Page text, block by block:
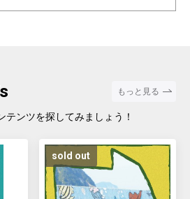
ステナブルな農業をサポートいただくと
農園とのつながりを五感で深く感じてい
もっと見る
テンツを探してみましょう！
sold out